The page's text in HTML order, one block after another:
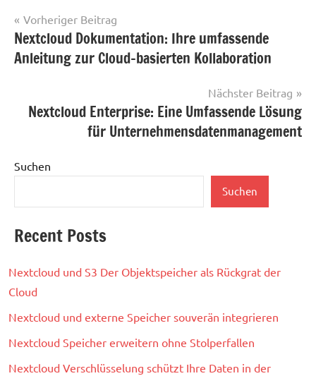
Beitragsnavigation
Vorheriger Beitrag
Nextcloud Dokumentation: Ihre umfassende
Anleitung zur Cloud-basierten Kollaboration
Nächster Beitrag
Nextcloud Enterprise: Eine Umfassende Lösung
für Unternehmensdatenmanagement
Suchen
Suchen
Recent Posts
Nextcloud und S3 Der Objektspeicher als Rückgrat der
Cloud
Nextcloud und externe Speicher souverän integrieren
Nextcloud Speicher erweitern ohne Stolperfallen
Nextcloud Verschlüsselung schützt Ihre Daten in der